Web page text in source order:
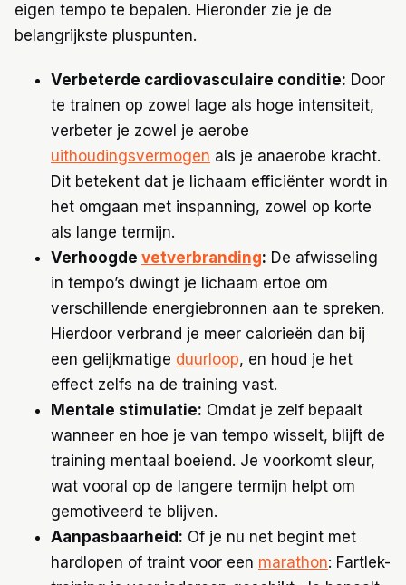
eigen tempo te bepalen. Hieronder zie je de
belangrijkste pluspunten.
Verbeterde cardiovasculaire conditie: Door
te trainen op zowel lage als hoge intensiteit,
verbeter je zowel je aerobe
uithoudingsvermogen als je anaerobe kracht.
Dit betekent dat je lichaam efficiënter wordt in
het omgaan met inspanning, zowel op korte
als lange termijn.
Verhoogde vetverbranding: De afwisseling
in tempo’s dwingt je lichaam ertoe om
verschillende energiebronnen aan te spreken.
Hierdoor verbrand je meer calorieën dan bij
een gelijkmatige duurloop, en houd je het
effect zelfs na de training vast.
Mentale stimulatie: Omdat je zelf bepaalt
wanneer en hoe je van tempo wisselt, blijft de
training mentaal boeiend. Je voorkomt sleur,
wat vooral op de langere termijn helpt om
gemotiveerd te blijven.
Aanpasbaarheid: Of je nu net begint met
hardlopen of traint voor een marathon: Fartlek-